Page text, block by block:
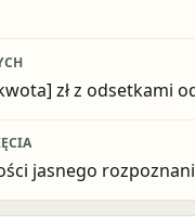
zł z odsetkami
jasnego